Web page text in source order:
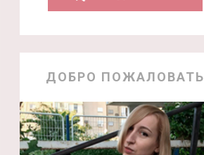
ДОБРО ПОЖАЛОВАТЬ